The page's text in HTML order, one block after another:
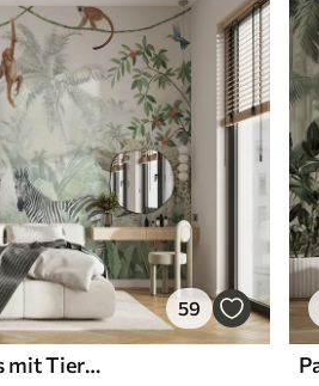
59
Panorama des Dschungels mit Tieren